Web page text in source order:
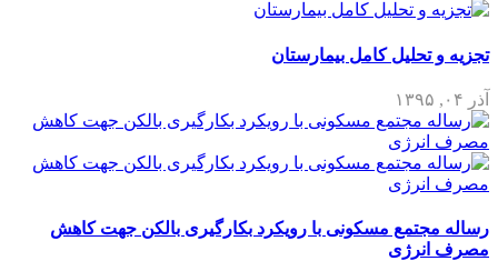
تجزیه و تحلیل کامل بیمارستان
آذر ۰۴, ۱۳۹۵
رساله مجتمع مسکونی با رویکرد بکارگیری بالکن جهت کاهش
مصرف انرژی